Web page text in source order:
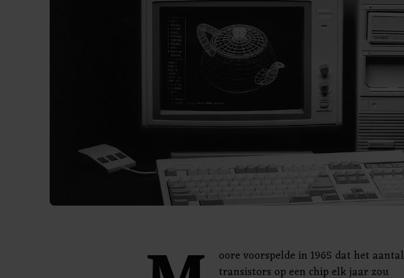
oore voorspelde in 1965 dat het aantal
transistors op een chip elk jaar zou